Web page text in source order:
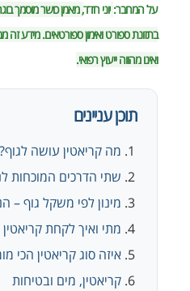
על המחבר: יוני חדד
בתזונת ספורט ואימון ספורטאים. מידע
ואינו מהווה ייעוץ רפואי.
תוכן עניינים
מה קריאטין עושה לגוף?
שתי הדרכים המוכחות
מינון לפי משקל גוף –
מתי ואיך לקחת
איזה סוג קריאטין הכי
קריאטין, מים ובטיחות